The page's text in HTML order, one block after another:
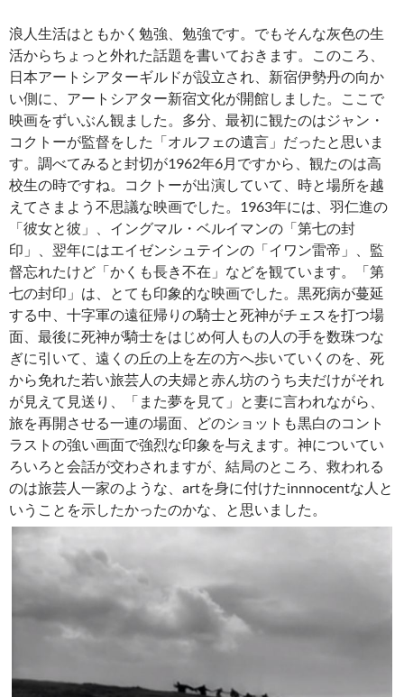
浪人生活はともかく勉強、勉強です。でもそんな灰色の生
活からちょっと外れた話題を書いておきます。このころ、
日本アートシアターギルドが設立され、新宿伊勢丹の向か
い側に、アートシアター新宿文化が開館しました。ここで
映画をずいぶん観ました。多分、最初に観たのはジャン・
コクトーが監督をした「オルフェの遺言」だったと思いま
す。調べてみると封切が1962年6月ですから、観たのは高
校生の時ですね。コクトーが出演していて、時と場所を越
えてさまよう不思議な映画でした。1963年には、羽仁進の
「彼女と彼」、イングマル・ベルイマンの「第七の封
印」、翌年にはエイゼンシュテインの「イワン雷帝」、監
督忘れたけど「かくも長き不在」などを観ています。「第
七の封印」は、とても印象的な映画でした。黒死病が蔓延
する中、十字軍の遠征帰りの騎士と死神がチェスを打つ場
面、最後に死神が騎士をはじめ何人もの人の手を数珠つな
ぎに引いて、遠くの丘の上を左の方へ歩いていくのを、死
から免れた若い旅芸人の夫婦と赤ん坊のうち夫だけがそれ
が見えて見送り、「また夢を見て」と妻に言われながら、
旅を再開させる一連の場面、どのショットも黒白のコント
ラストの強い画面で強烈な印象を与えます。神についてい
ろいろと会話が交わされますが、結局のところ、救われる
のは旅芸人一家のような、artを身に付けたinnnocentな人と
いうことを示したかったのかな、と思いました。